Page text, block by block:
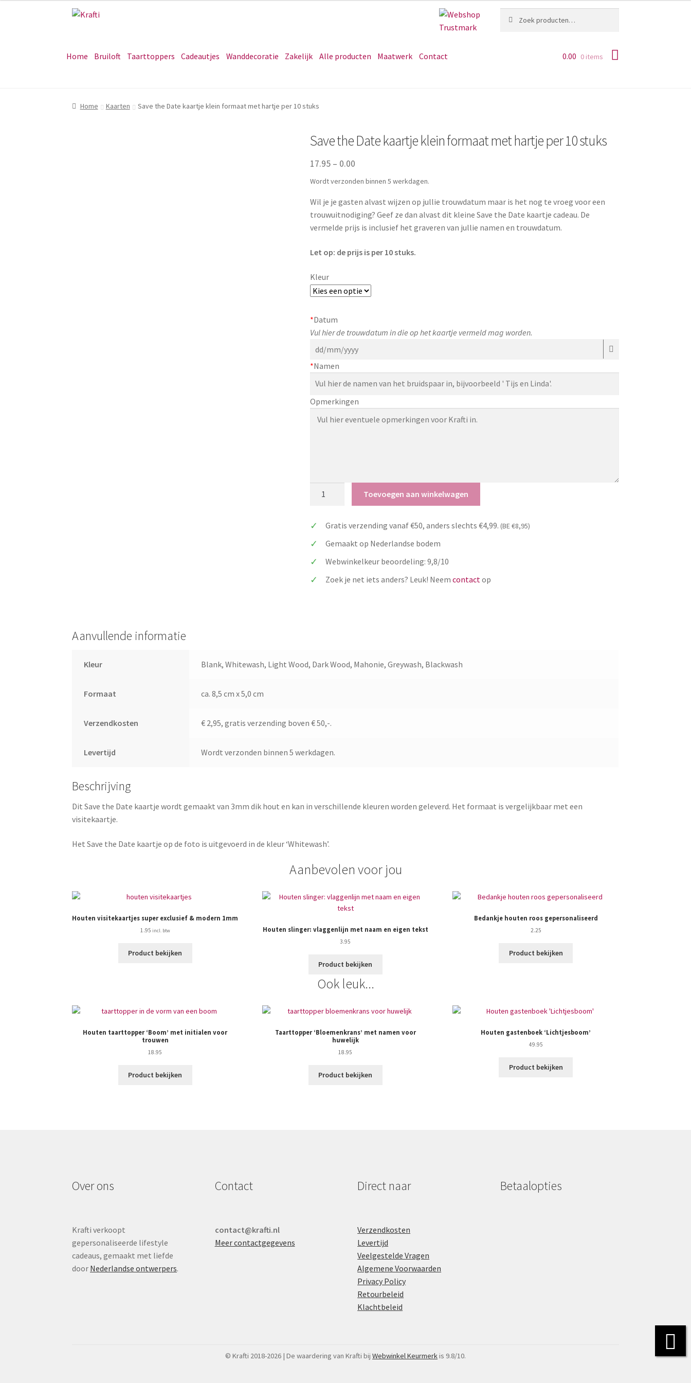
Ga
navigatie
Ga
inhoud
naar:
Home Bruiloft Taarttoppers Cadeautjes Wanddecoratie Zakelijk Alle producten Maatwerk Contact 0.00 0 items
Home Kaarten Save the Date kaartje klein formaat met hartje per 10 stuks
Save the Date kaartje klein formaat met hartje per 10 stuks
17.95– 0.00
Wordt verzonden binnen 5 werkdagen.
Wil je je gasten alvast wijzen op jullie trouwdatum maar is het nog te vroeg voor een
trouwuitnodiging? Geef ze dan alvast dit kleine Save the Date kaartje cadeau. De
vermelde prijs is inclusief het graveren van jullie namen en trouwdatum.
Let op: de prijs is per 10 stuks.
Kleur
*Datum
Vul hier de trouwdatum in die op het kaartje vermeld mag worden.
*Namen
Opmerkingen
kaartje
klein
met
hartje
Toevoegen aan winkelwagen
Gratis verzending vanaf €50, anders slechts €4,99. (BE €8,95)
Gemaakt op Nederlandse bodem
Webwinkelkeur beoordeling: 9,8/10
Zoek je net iets anders? Leuk! Neem contact op
Aanvullende informatie
Kleur Blank, Whitewash, Light Wood, Dark Wood, Mahonie, Greywash, Blackwash
Formaat ca. 8,5 cm x 5,0 cm
Verzendkosten € 2,95, gratis verzending boven € 50,-.
Levertijd Wordt verzonden binnen 5 werkdagen.
Beschrijving
Dit Save the Date kaartje wordt gemaakt van 3mm dik hout en kan in verschillende kleuren worden geleverd. Het formaat is vergelijkbaar met een
visitekaartje.
Het Save the Date kaartje op de foto is uitgevoerd in de kleur ‘Whitewash’.
Aanbevolen voor jou
Houten visitekaartjes super exclusief & modern 1mm
1.95
Product bekijken
Houten slinger: vlaggenlijn met naam en eigen tekst
3.95
Product bekijken
Bedankje houten roos gepersonaliseerd
2.25
Product bekijken
Ook leuk...
Houten taarttopper ‘Boom’ met initialen voor
trouwen
18.95
Product bekijken
Taarttopper ‘Bloemenkrans’ met namen voor
huwelijk
18.95
Product bekijken
Houten gastenboek ‘Lichtjesboom’
49.95
Product bekijken
Over ons
Krafti verkoopt
gepersonaliseerde lifestyle
cadeaus, gemaakt met liefde
door Nederlandse ontwerpers.
Contact
contact@krafti.nl
Meer contactgegevens
Direct naar
Verzendkosten
Levertijd
Veelgestelde Vragen
Algemene Voorwaarden
Privacy Policy
Retourbeleid
Klachtbeleid
Betaalopties
© Krafti 2018-2026 | De waardering van Krafti bij Webwinkel Keurmerk is 9.8/10.